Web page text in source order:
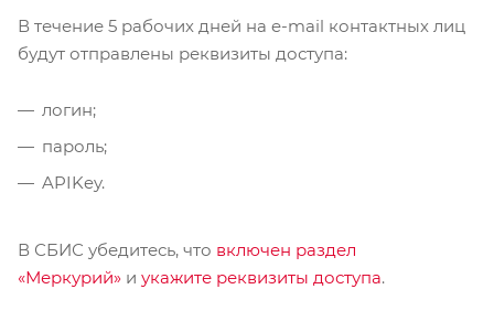
В течение 5 рабочих дней на e-mail контактных лиц
будут отправлены реквизиты доступа:
логин;
пароль;
APIKey.
В СБИС убедитесь, что включен раздел
«Меркурий» и укажите реквизиты доступа.